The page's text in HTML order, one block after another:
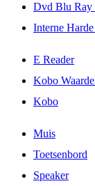
Dvd Blu Ray
Interne
E Reader
Kobo
Kobo
Muis
Toetsenbord
Speaker